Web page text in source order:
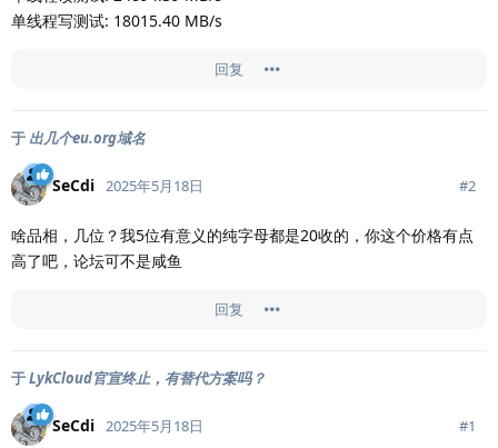
单线程写测试: 18015.40 MB/s
回复
于 出几个eu.org域名
SeCdi 2025年5月18日 #2
啥品相，几位？我5位有意义的纯字母都是20收的，你这个价格有点
高了吧，论坛可不是咸鱼
回复
于LykCloud官宣终止，有替代方案吗？
SeCdi 2025年5月18日 #1